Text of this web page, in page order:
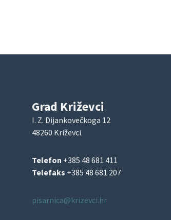
objava
Grad Križevci
I. Z. Dijankovečkoga 12
48260 Križevci
Telefon +385 48 681 411
Telefaks +385 48 681 207
pisarnica@krizevci.hr